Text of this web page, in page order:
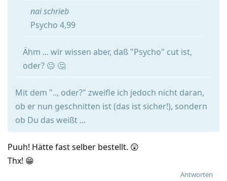
nai schrieb
Psycho 4,99
Ähm ... wir wissen aber, daß "Psycho" cut ist,
oder? 😐 🤔
Mit dem ".., oder?" zweifle ich jedoch nicht daran,
ob er nun geschnitten ist (das ist sicher!), sondern
ob Du das weißt ...
Puuh! Hätte fast selber bestellt. 😲
Thx! 😁
Antworten